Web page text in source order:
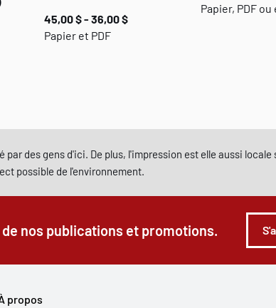
45,00 $ - 36,00 $
Papier et PDF
Papier, PDF ou
par des gens d'ici. De plus, l'impression est elle aussi
possible de l'environnement.
nos publications et promotions.
propos